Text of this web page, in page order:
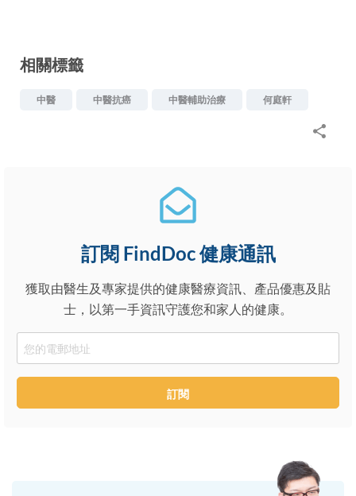
相關標籤
中醫 中醫抗癌 中醫輔助治療 何庭軒
訂閱 FindDoc 健康通訊
獲取由醫生及專家提供的健康醫療資訊、產品優惠及貼
士，以第一手資訊守護您和家人的健康。
Email
訂閱